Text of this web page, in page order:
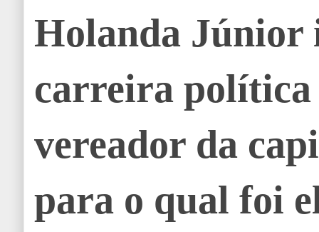
Holanda Júnior
carreira política
vereador da
para o qual foi